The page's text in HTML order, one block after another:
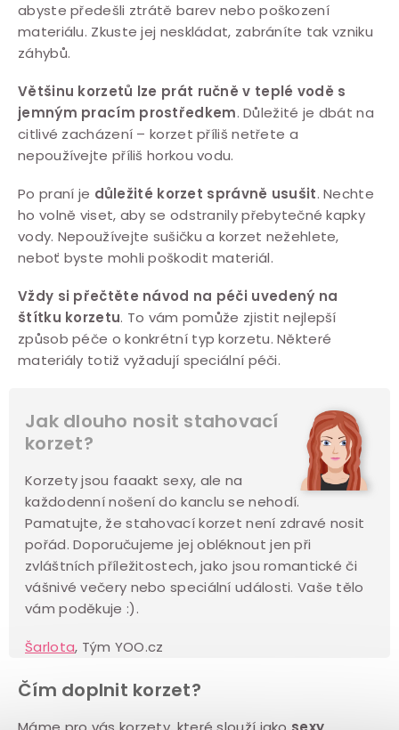
abyste předešli ztrátě barev nebo poškození
materiálu. Zkuste jej neskládat, zabráníte tak vzniku
záhybů.
Většinu korzetů lze prát ručně v teplé vodě s
jemným pracím prostředkem. Důležité je dbát na
citlivé zacházení – korzet příliš netřete a
nepoužívejte příliš horkou vodu.
Po praní je důležité korzet správně usušit. Nechte
ho volně viset, aby se odstranily přebytečné kapky
vody. Nepoužívejte sušičku a korzet nežehlete,
neboť byste mohli poškodit materiál.
Vždy si přečtěte návod na péči uvedený na
štítku korzetu. To vám pomůže zjistit nejlepší
způsob péče o konkrétní typ korzetu. Některé
materiály totiž vyžadují speciální péči.
Jak dlouho nosit stahovací
korzet?
Korzety jsou faaakt sexy, ale na
každodenní nošení do kanclu se nehodí.
Pamatujte, že stahovací korzet není zdravé nosit
pořád. Doporučujeme jej obléknout jen při
zvláštních příležitostech, jako jsou romantické či
vášnivé večery nebo speciální události. Vaše tělo
vám poděkuje :).
Šarlota, Tým YOO.cz
Čím doplnit korzet?